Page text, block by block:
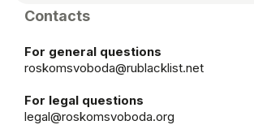
Contacts
For general questions
roskomsvoboda@rublacklist.net
For legal questions
legal@roskomsvoboda.org